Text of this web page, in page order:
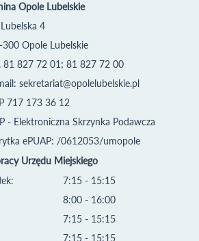
Opole Lubelskie
4
300 Opole Lubelskie
81 827 72 01; 81 827 72 00
sekretariat@opolelubelskie.pl
717 173 36 12
- Elektroniczna Skrzynka Podawcza
ePUAP: /0612053/umopole
Urzędu Miejskiego
7:15 - 15:15
8:00 - 16:00
7:15 - 15:15
7:15 - 15:15